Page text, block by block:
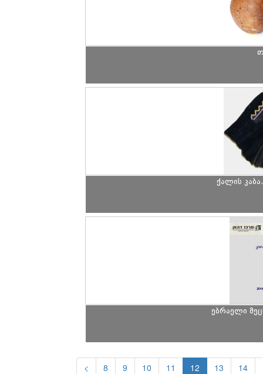
ქალის
ებრაელი
< 8 9 10 11 12 13 14